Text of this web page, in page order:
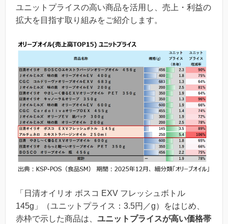
ユニットプライスの高い商品を活用し、売上・利益の
拡大を目指す取り組みをご紹介します。
「日清オイリオ ボスコ EXV フレッシュボトル
145g」（ユニットプライス：3.5円／g）をはじめ、
赤枠で示した商品は、 ユニットプライスが高い価格帯